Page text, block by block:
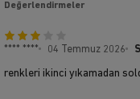
Değerlendirmeler
**** **** 04 Temmuz 2026
renkleri ikinci yıkamadan